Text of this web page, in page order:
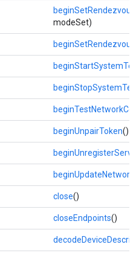
modeSet)
beginStopSystemTest
beginUnpairToken()
beginUpdateNetwork
close()
closeEndpoints()